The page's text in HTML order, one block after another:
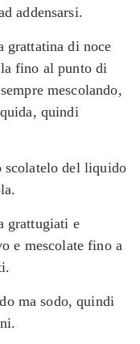
addensarsi.
grattatina di noce
fino al punto di
mescolando,
quindi
scolatelo del liquido
grattugiati e
e mescolate fino a
ma sodo, quindi